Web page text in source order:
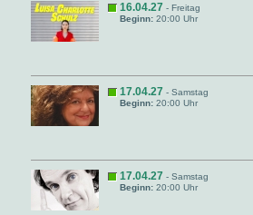
16.04.27 - Freitag
Beginn: 20:00 Uhr
17.04.27 - Samstag
Beginn: 20:00 Uhr
17.04.27 - Samstag
Beginn: 20:00 Uhr